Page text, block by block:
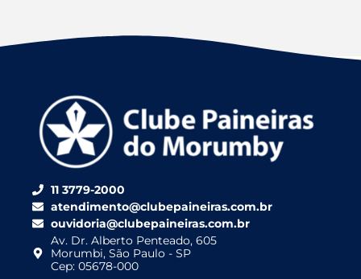
11 3779-2000
atendimento@clubepaineiras.com.br
ouvidoria@clubepaineiras.com.br
Av. Dr. Alberto Penteado, 605
Morumbi, São Paulo - SP
Cep: 05678-000